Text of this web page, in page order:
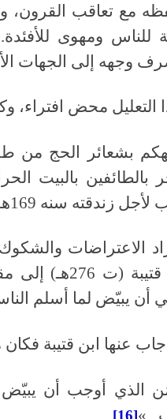
مع تعاقب القرون،
للناس ومهوى
وجهه إلى الجهات
التعليل محض افتراء،
بشعائر الحج من
بالطائفين بالبيت
زندقته سنه 169هـ
الاعتراضات
ابن قتيبة
أن يبيّض لما أسلم
عنها ابن قتيبة فكان
الذي أوجب أن يبيّض
[16]